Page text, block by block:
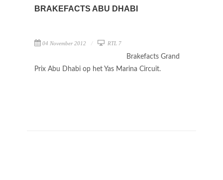
BRAKEFACTS ABU DHABI
04 November 2012 RTL 7
Brakefacts Grand
Prix Abu Dhabi op het Yas Marina Circuit.